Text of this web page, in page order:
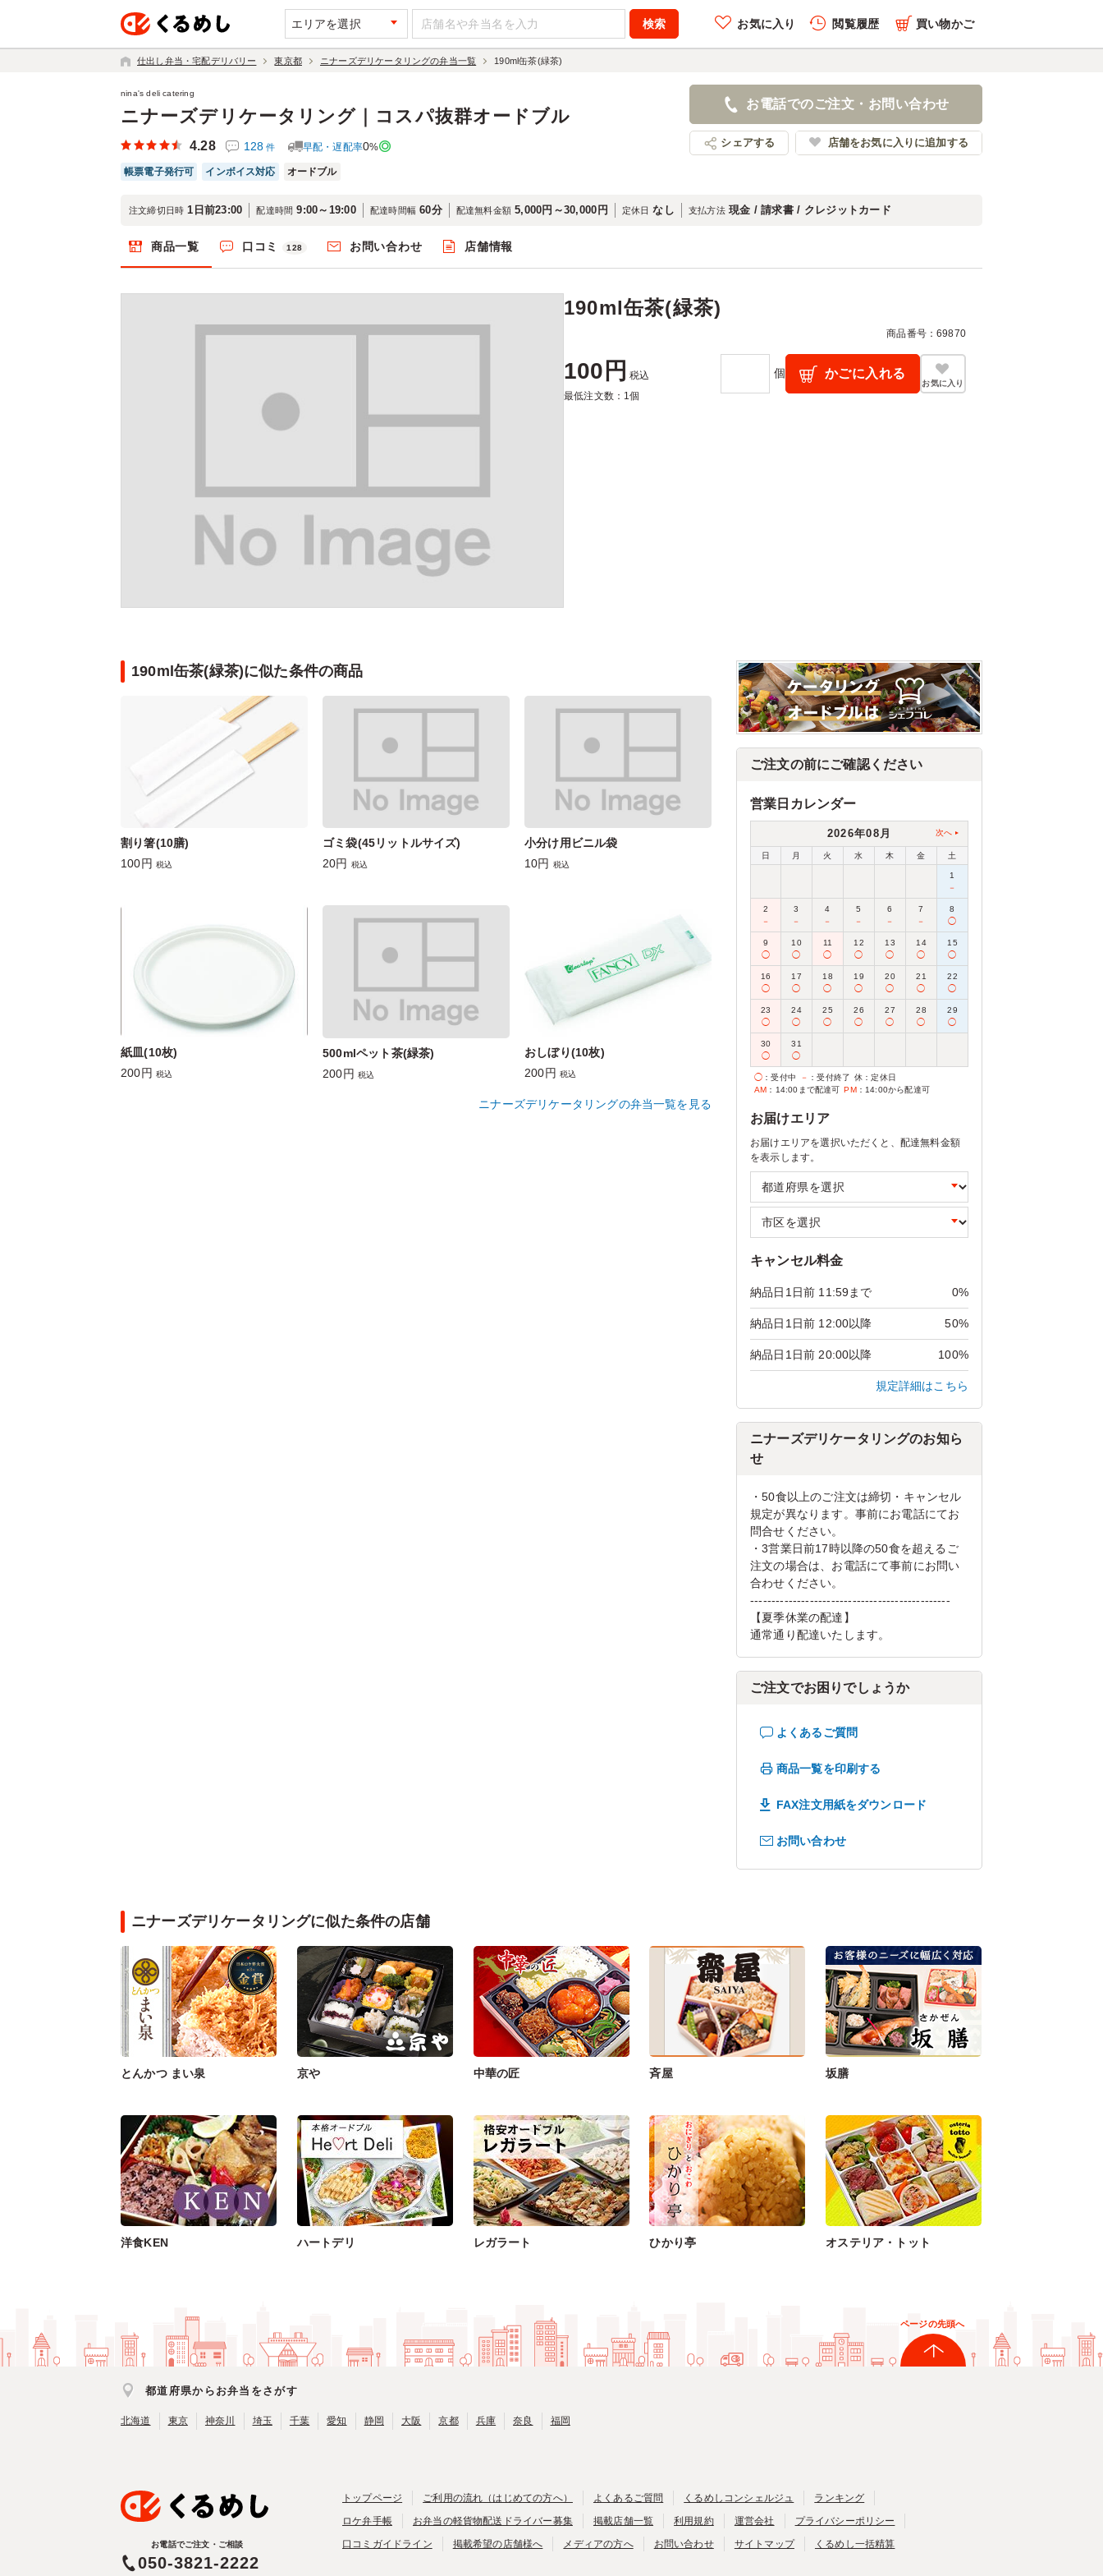
エリアを選択 お気に入り 閲覧履歴
履歴を全件削除する
店舗名：ニナーズデリケータリング
買い物かご
仕出し弁当・宅配デリバリー 東京都 ニナーズデリケータリングの弁当一覧 190ml缶茶(緑茶)
ニナーズデリケータリング｜コスパ抜群オードブル
nina's deli catering
4.28 128 件 早配・遅配率0%
帳票電子発行可 インボイス対応 オードブル
お電話でのご注文・お問い合わせ
シェアする 店舗をお気に入りに追加する
注文締切日時 1日前23:00 配達時間 9:00～19:00 配達時間幅 60分 配達無料金額 5,000円～30,000円 定休日 なし 支払方法 現金 / 請求書 / クレジットカード
商品一覧 口コミ 128 お問い合わせ 店舗情報
190ml缶茶(緑茶)
商品番号：69870
100円 税込
最低注文数：1個
個 かごに入れる
お気に入り
190ml缶茶(緑茶)に似た条件の商品
割り箸(10膳)
100円 税込
ゴミ袋(45リットルサイズ)
20円
税込
小分け用ビニル袋
10円
税込
紙皿(10枚)
200円 税込
500mlペット茶(緑茶)
200円 税込
おしぼり(10枚)
200円 税込
ニナーズデリケータリングの弁当一覧を見る
ご注文の前にご確認ください
営業日カレンダー
2026年08月 次へ
日 月 火 水 木 金 土
1
－
2
－
3
－
4
－
5
－
6
－
7
－
8
◯
9
◯
10
◯
11
◯
12
◯
13
◯
14
◯
15
◯
16
◯
17
◯
18
◯
19
◯
20
◯
21
◯
22
◯
23
◯
24
◯
25
◯
26
◯
27
◯
28
◯
29
◯
30
◯
31
◯
◯ ：受付中 － ：受付終了 休 ：定休日
AM ：14:00まで配達可 PM：14:00から配達可
お届けエリア
お届けエリアを選択いただくと、配達無料金額
を表示します。
キャンセル料金
納品日1日前 11:59まで 0%
納品日1日前 12:00以降 50%
納品日1日前 20:00以降 100%
規定詳細はこちら
ニナーズデリケータリングのお知ら
せ
・50食以上のご注文は締切・キャンセル
規定が異なります。事前にお電話にてお
問合せください。
・3営業日前17時以降の50食を超えるご
注文の場合は、お電話にて事前にお問い
合わせください。
-----------------------------------------------
【夏季休業の配達】
通常通り配達いたします。
ご注文でお困りでしょうか
よくあるご質問
商品一覧を印刷する
FAX注文用紙をダウンロード
お問い合わせ
ニナーズデリケータリングに似た条件の店舗
とんかつ まい泉 京や 中華の匠 斉屋 坂膳
洋食KEN ハートデリ レガラート ひかり亭 オステリア・トット
ページの先頭へ
都道府県からお弁当をさがす
北海道 東京 神奈川 埼玉 千葉 愛知 静岡 大阪 京都 兵庫 奈良 福岡
お電話でご注文・ご相談
050-3821-2222
トップページ ご利用の流れ（はじめての方へ） よくあるご質問 くるめしコンシェルジュ
ランキング
ロケ弁手帳
お弁当の軽貨物配送ドライバー募集 掲載店舗一覧 利用規約 運営会社
プライバシーポリシー
口コミガイドライン
掲載希望の店舗様へ メディアの方へ お問い合わせ サイトマップ くるめし一括精算